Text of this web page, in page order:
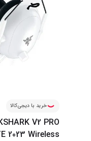
خرید با دیجی‌کالا
V2 PRO
2023 Wireless